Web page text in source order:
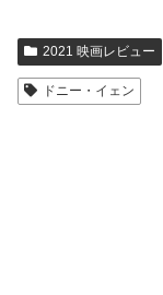
2021 映画レビュー
ドニー・イェン